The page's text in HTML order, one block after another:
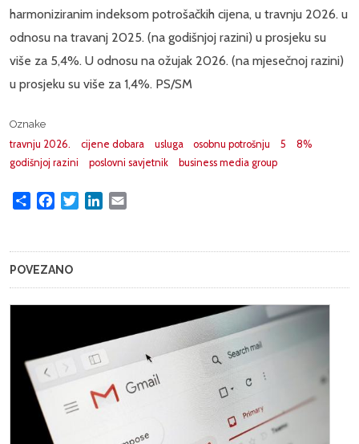
harmoniziranim indeksom potrošačkih cijena, u travnju 2026. u
odnosu na travanj 2025. (na godišnjoj razini) u prosjeku su
više za 5,4%. U odnosu na ožujak 2026. (na mjesečnoj razini)
u prosjeku su više za 1,4%. PS/SM
Oznake
travnju 2026.
cijene dobara usluga osobnu potrošnju 5
8%
godišnjoj razini
poslovni savjetnik business media group
Share FacebookTwitterLinkedIn
POVEZANO